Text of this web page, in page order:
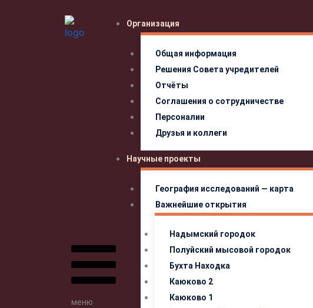
содержимому
меню
Организация
Общая информация
Решения Совета учредителей
Отчёты
Соглашения о сотрудничестве
Персоналии
Друзья и коллеги
Научные проекты
География исследований — карта
Важнейшие открытия
Надымский городок
Полуйский мысовой городок
Бухта Находка
Каюково 2
Каюково 1